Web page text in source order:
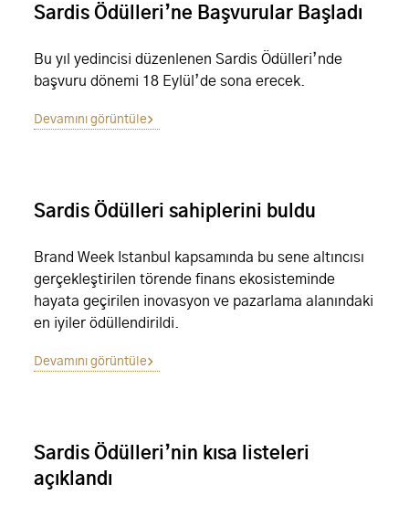
Sardis Ödülleri’ne Başvurular Başladı
Bu yıl yedincisi düzenlenen Sardis Ödülleri’nde
başvuru dönemi 18 Eylül’de sona erecek.
Devamını görüntüle
Sardis Ödülleri sahiplerini buldu
Brand Week Istanbul kapsamında bu sene altıncısı
gerçekleştirilen törende finans ekosisteminde
hayata geçirilen inovasyon ve pazarlama alanındaki
en iyiler ödüllendirildi.
Devamını görüntüle
Sardis Ödülleri’nin kısa listeleri
açıklandı